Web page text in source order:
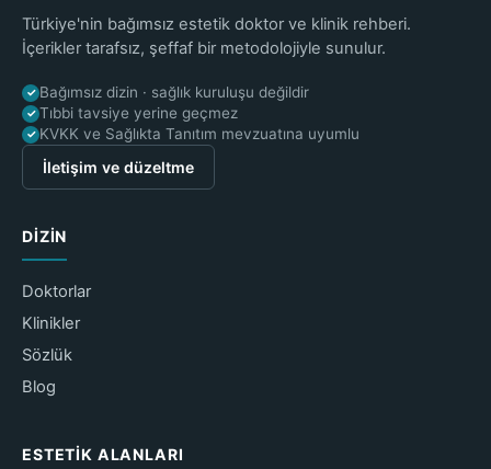
Türkiye'nin bağımsız estetik doktor ve klinik rehberi.
İçerikler tarafsız, şeffaf bir metodolojiyle sunulur.
✓ Bağımsız dizin · sağlık kuruluşu değildir
✓ Tıbbi tavsiye yerine geçmez
✓ KVKK ve Sağlıkta Tanıtım mevzuatına uyumlu
İletişim ve düzeltme
DIZIN
Doktorlar
Klinikler
Sözlük
Blog
ESTETIK ALANLARI